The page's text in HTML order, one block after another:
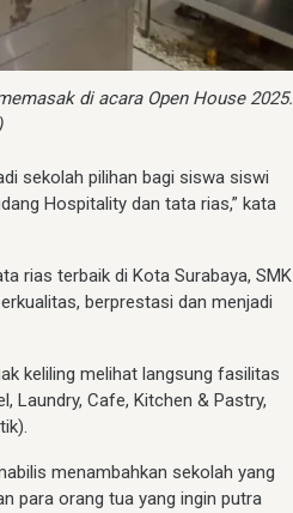
di acara Open House 2025.
sekolah pilihan bagi siswa siswi
Hospitality dan tata rias,” kata
rias terbaik di Kota Surabaya, SMK
berprestasi dan menjadi
keliling melihat langsung fasilitas
Laundry, Cafe, Kitchen & Pastry,
menambahkan sekolah yang
para orang tua yang ingin putra